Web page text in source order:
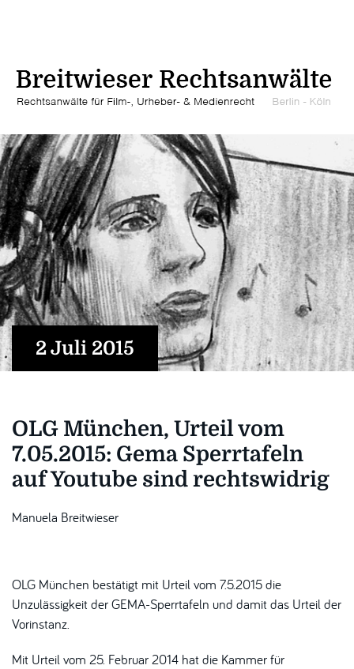
2 Juli 2015
OLG München, Urteil vom
7.05.2015: Gema Sperrtafeln
auf Youtube sind rechtswidrig
Manuela Breitwieser
OLG München bestätigt mit Urteil vom 7.5.2015 die
Unzulässigkeit der GEMA-Sperrtafeln und damit das Urteil der
Vorinstanz.
Mit Urteil vom 25. Februar 2014 hat die Kammer für